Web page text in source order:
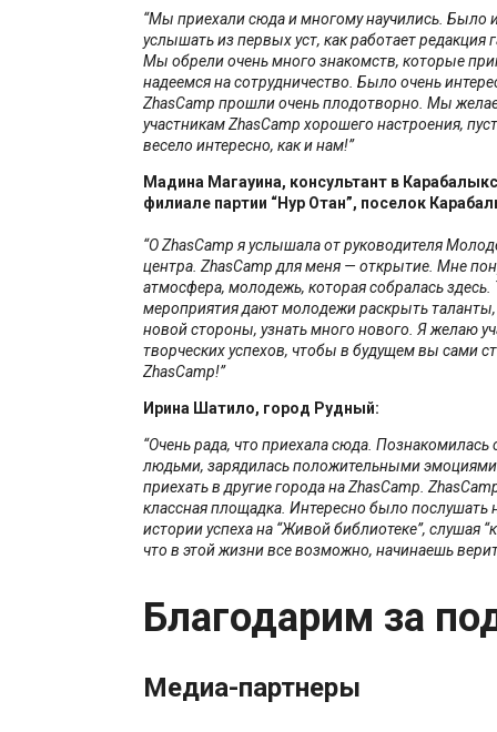
“Мы приехали сюда и многому научились. Было
услышать из первых уст, как работает редакция
Мы обрели очень много знакомств, которые
надеемся на сотрудничество. Было очень
ZhasCamp прошли очень плодотворно. Мы
участникам ZhasCamp хорошего настроения,
весело интересно, как и нам!”
Мадина Магауина, консультант в
филиале партии “Нур Отан”, поселок
“О ZhasCamp я услышала от руководителя
центра. ZhasCamp для меня — открытие. Мне
атмосфера, молодежь, которая собралась здесь.
мероприятия дают молодежи раскрыть таланты,
новой стороны, узнать много нового. Я желаю
творческих успехов, чтобы в будущем вы сами
ZhasCamp!”
Ирина Шатило, город Рудный:
“Очень рада, что приехала сюда. Познакомилась
людьми, зарядилась положительными
приехать в другие города на ZhasCamp.
классная площадка. Интересно было послушать
истории успеха на “Живой библиотеке”, слушая
что в этой жизни все возможно, начинаешь
Благодарим за
Медиа-партнеры